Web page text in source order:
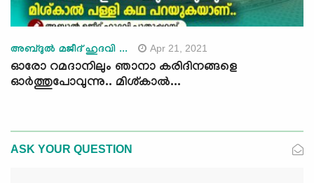
അബ്ദുല്‍ മജീദ് ഹുദവി ... Apr 21, 2021
ഓരോ റമദാനിലും ഞാനാ കരിദിനങ്ങളെ
ഓര്‍ത്തുപോവുന്നു.. മിശ്കാല്‍...
ASK YOUR QUESTION